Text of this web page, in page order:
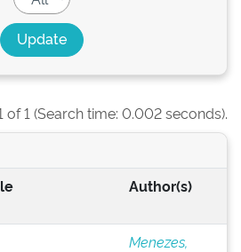
of 1 (Search time: 0.002 seconds).
Author(s)
Menezes,